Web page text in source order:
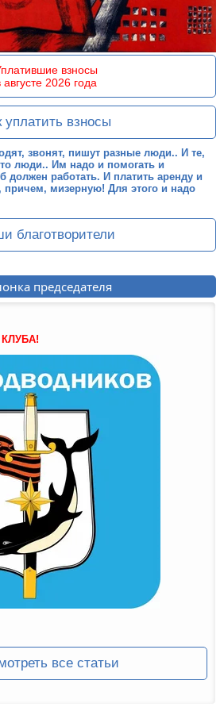
взносы
августе 2026 года
уплатить взносы
звонят, пишут разные люди.. И те,
люди.. Им надо и помогать и
должен работать. И платить аренду и
причем, мизерную! Для этого и надо
благотворители
председателя
все статьи